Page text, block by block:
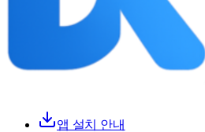
앱 설치 안내